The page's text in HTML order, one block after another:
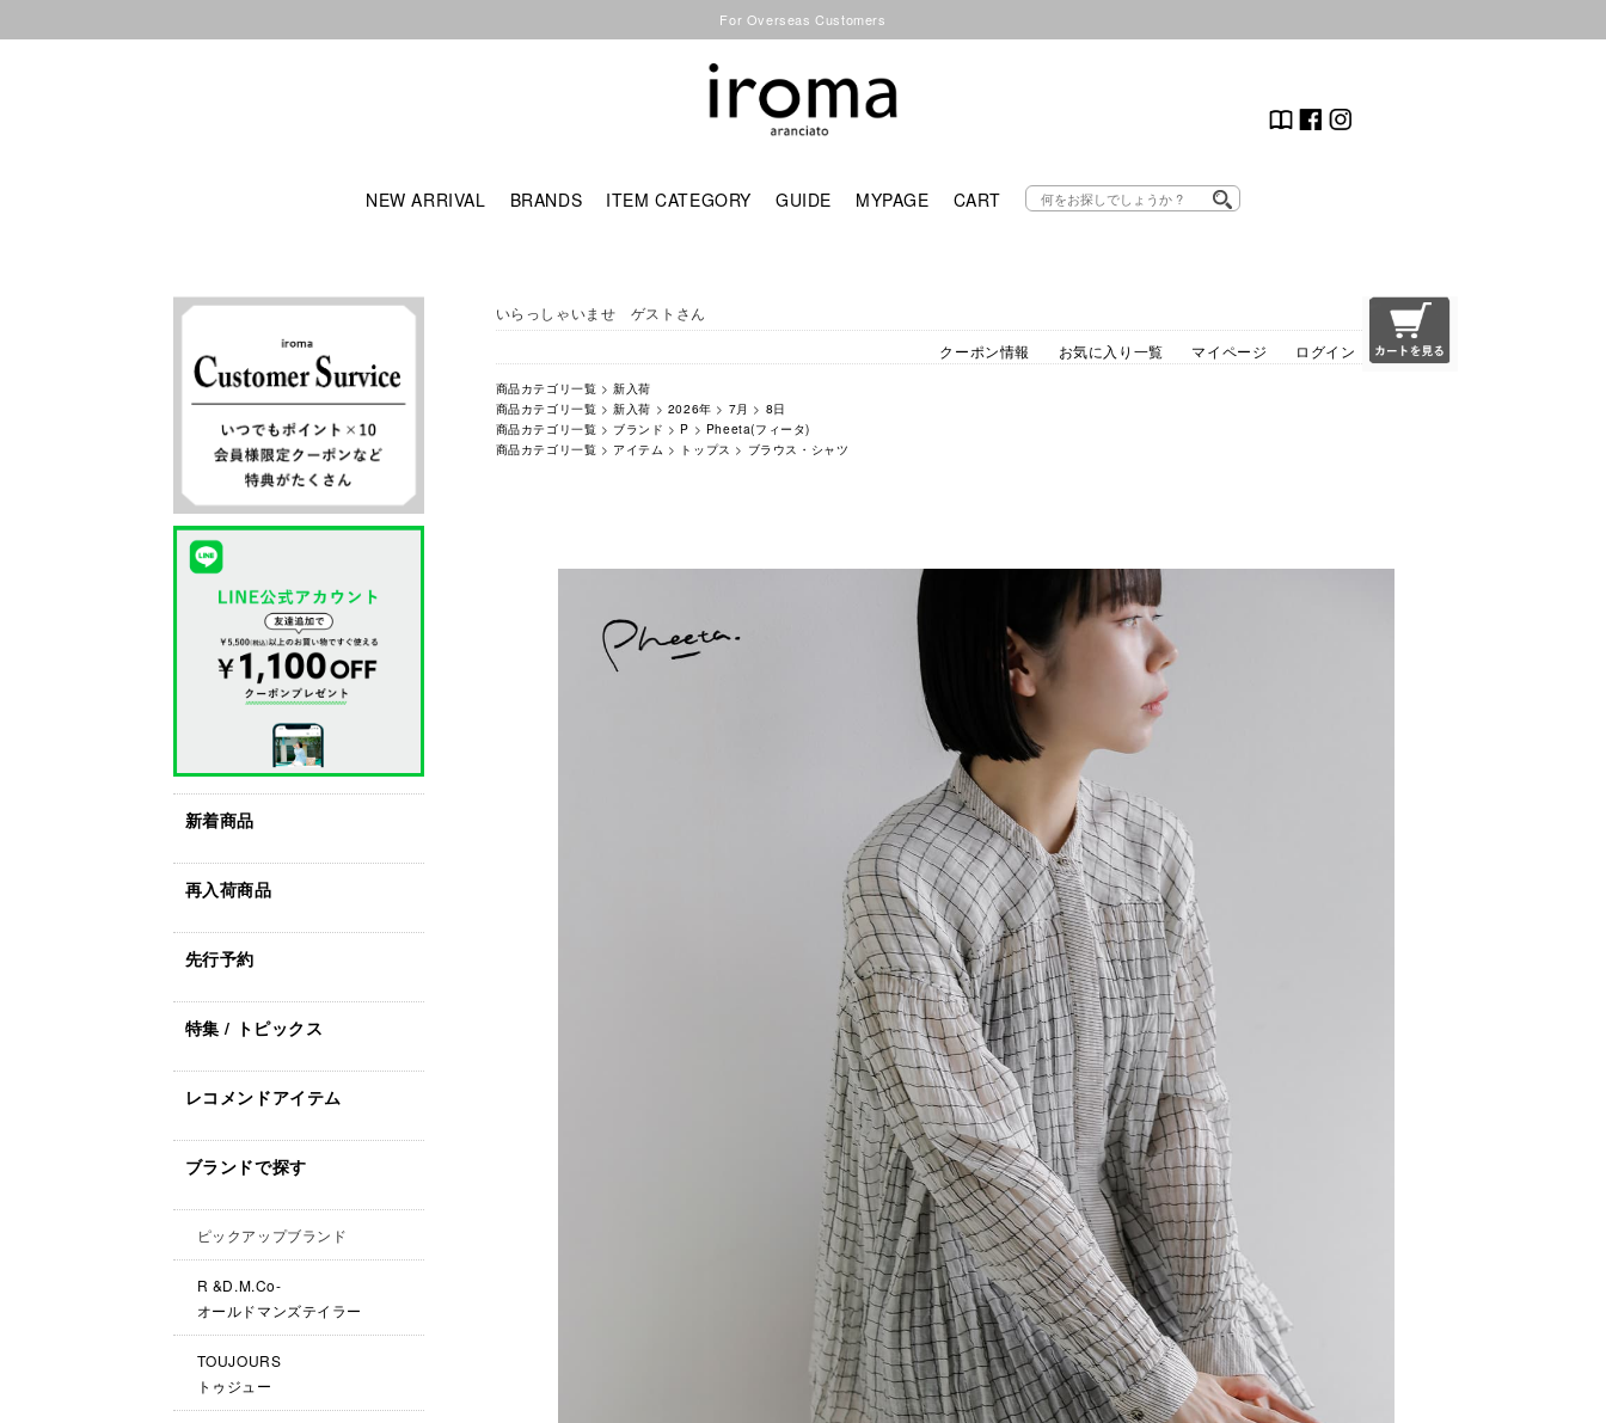
For Overseas Customers
NEW ARRIVAL BRANDS ITEM CATEGORY GUIDE MYPAGE CART
新着商品
再入荷商品
先行予約
特集 / トピックス
レコメンドアイテム
ブランドで探す
ピックアップブランド
R &D.M.Co-
オールドマンズテイラー
TOUJOURS
トゥジュー
いらっしゃいませ ゲストさん
クーポン情報
お気に入り一覧 マイページ ログイン
商品カテゴリ一覧 >新入荷
商品カテゴリ一覧 >新入荷 > 2026年 > 7月 > 8日
商品カテゴリ一覧 > ブランド > P > Pheeta(フィータ)
商品カテゴリ一覧 > アイテム > トップス > ブラウス・シャツ